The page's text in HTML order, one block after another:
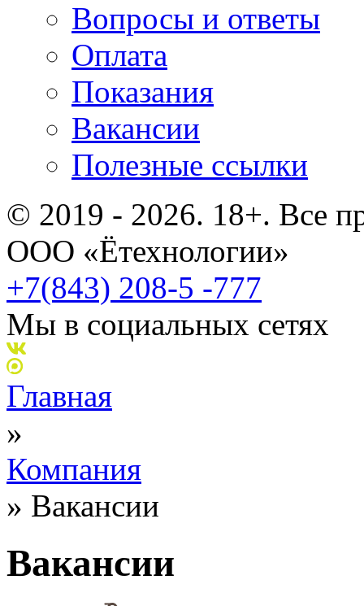
Вопросы и ответы
Оплата
Показания
Вакансии
Полезные ссылки
© 2019 - 2026. 18+. Все
ООО «Ётехнологии»
+7(843) 208-5 -777
Мы в социальных сетях
Главная
»
Компания
» Вакансии
Вакансии